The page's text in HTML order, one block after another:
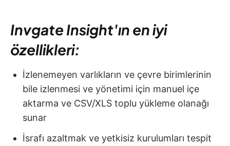
Invgate Insight'ın en iyi
özellikleri:
İzlenemeyen varlıkların ve çevre birimlerinin
bile izlenmesi ve yönetimi için manuel içe
aktarma ve CSV/XLS toplu yükleme olanağı
sunar
İsrafı azaltmak ve yetkisiz kurulumları tespit